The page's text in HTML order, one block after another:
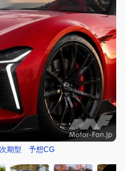
期型 予想CG